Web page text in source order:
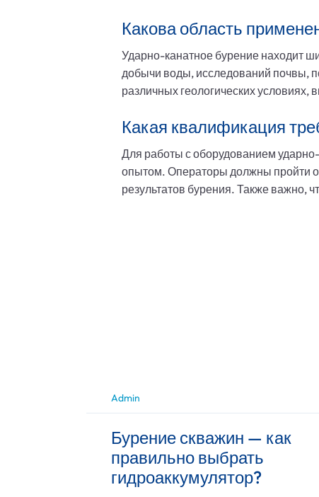
Какова область
Ударно-канатное бурение находит
добычи воды, исследований почвы,
различных геологических
Какая квалификация
Для работы с оборудованием
опытом. Операторы должны пройти
результатов бурения. Также важно,
Admin
Бурение скважин — как
правильно выбрать
гидроаккумулятор?